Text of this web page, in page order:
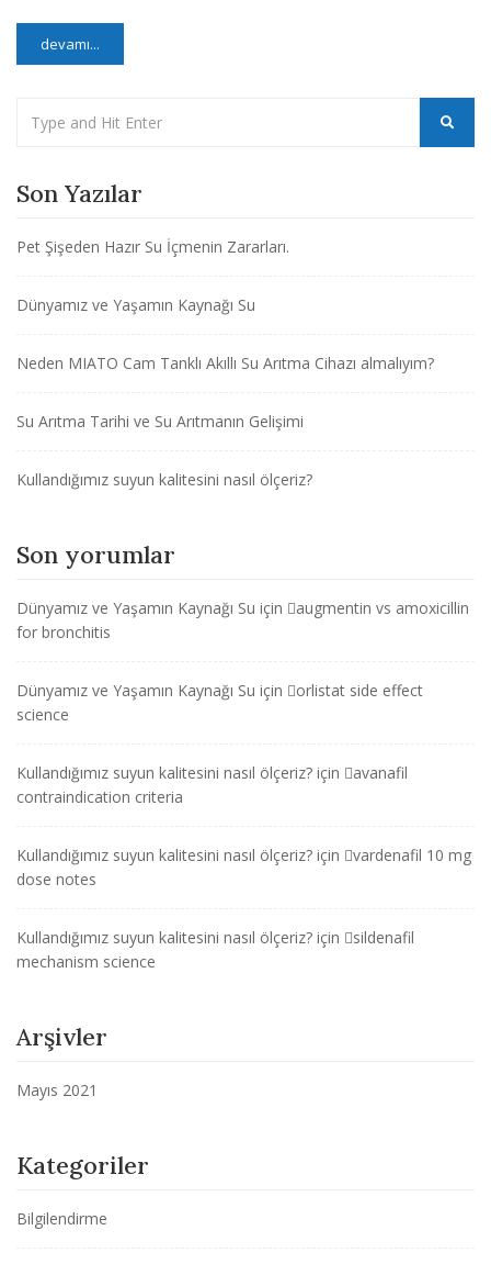
devamı...
Son Yazılar
Pet Şişeden Hazır Su İçmenin Zararları.
Dünyamız ve Yaşamın Kaynağı Su
Neden MIATO Cam Tanklı Akıllı Su Arıtma Cihazı almalıyım?
Su Arıtma Tarihi ve Su Arıtmanın Gelişimi
Kullandığımız suyun kalitesini nasıl ölçeriz?
Son yorumlar
Dünyamız ve Yaşamın Kaynağı Su için
augmentin vs amoxicillin
for bronchitis
Dünyamız ve Yaşamın Kaynağı Su için
orlistat side effect
science
Kullandığımız suyun kalitesini nasıl ölçeriz? için
avanafil
contraindication criteria
Kullandığımız suyun kalitesini nasıl ölçeriz? için
vardenafil 10 mg
dose notes
Kullandığımız suyun kalitesini nasıl ölçeriz? için
sildenafil
mechanism science
Arşivler
Mayıs 2021
Kategoriler
Bilgilendirme